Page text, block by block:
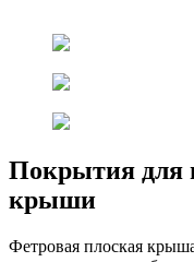
Покрытия для
крыши
Фетровая плоская